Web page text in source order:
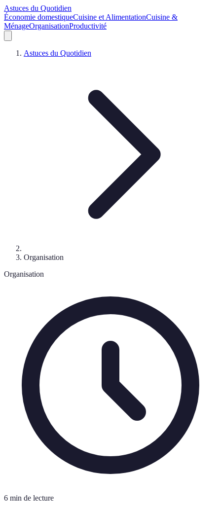
Astuces du Quotidien
Économie domestiqueCuisine et AlimentationCuisine &
MénageOrganisationProductivité
Astuces du Quotidien
Organisation
Organisation
6 min de lecture